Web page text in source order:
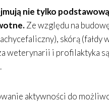
nie tylko
Ze względu na
skórą
weterynarii i profilaktyka
aktywności do